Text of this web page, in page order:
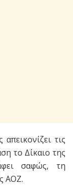
τις
το Δίκαιο της
σαφώς, τη
ΑΟΖ.